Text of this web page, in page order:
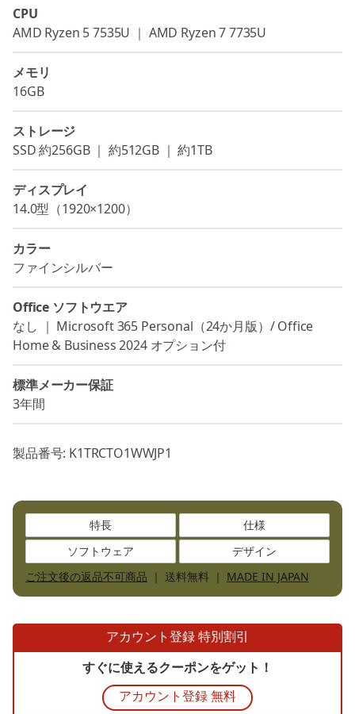
CPU
AMD Ryzen 5 7535U ｜ AMD Ryzen 7 7735U
メモリ
16GB
ストレージ
SSD 約256GB ｜ 約512GB ｜ 約1TB
ディスプレイ
14.0型（1920×1200）
カラー
ファインシルバー
Office ソフトウエア
なし ｜ Microsoft 365 Personal（24か月版）/ Office
Home & Business 2024 オプション付
標準メーカー保証
3年間
製品番号: K1TRCTO1WWJP1
特長
仕様
ソフトウェア
デザイン
ご注文後の返品不可商品 ｜ 送料無料 ｜ MADE IN JAPAN
アカウント登録 特別割引
すぐに使えるクーポンをゲット！
アカウント登録 無料